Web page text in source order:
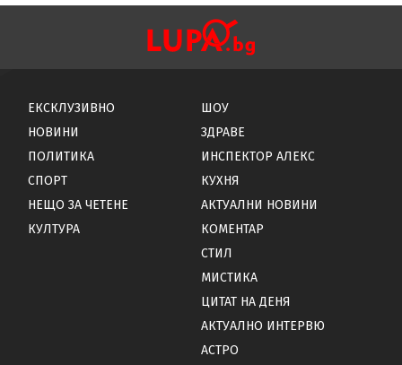
ЕКСКЛУЗИВНО
НОВИНИ
ПОЛИТИКА
СПОРТ
НЕЩО ЗА ЧЕТЕНЕ
КУЛТУРА
ШОУ
ЗДРАВЕ
ИНСПЕКТОР АЛЕКС
КУХНЯ
АКТУАЛНИ НОВИНИ
КОМЕНТАР
СТИЛ
МИСТИКА
ЦИТАТ НА ДЕНЯ
АКТУАЛНО ИНТЕРВЮ
АСТРО